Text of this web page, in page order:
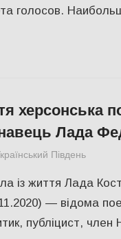
голосов.
херсонська
Лада
Південь
із життя Лада
— відома
публіцист, член